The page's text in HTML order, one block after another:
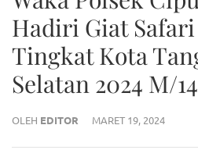
Hadiri Giat
Tingkat Kota
Selatan 2024 M/
OLEH EDITOR MARET 19, 2024